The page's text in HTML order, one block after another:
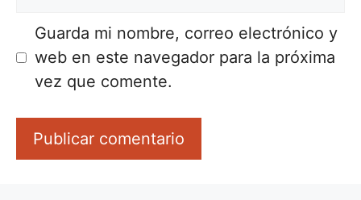
Guarda mi nombre, correo electrónico y
web en este navegador para la próxima
vez que comente.